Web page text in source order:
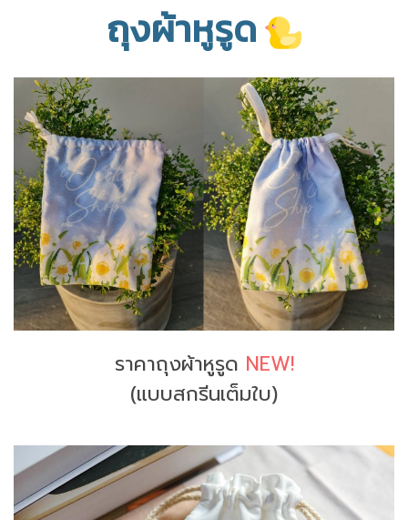
ถุงผ้าหูรูด
ราคาถุงผ้าหูรูด NEW!
(แบบสกรีนเต็มใบ)